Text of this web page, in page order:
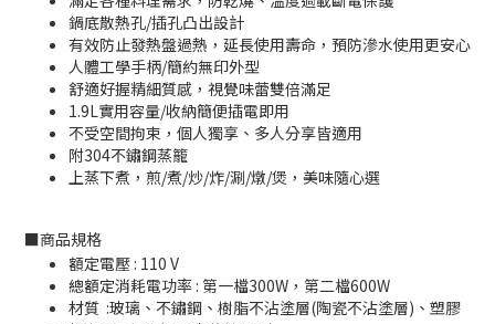
鍋底散熱孔/插孔凸出設計
有效防止發熱盤過熱，延長使用壽命，預防滲水使用更安心
人體工學手柄/簡約無印外型
舒適好握精細質感，視覺味蕾雙倍滿足
1.9L實用容量/收納簡便插電即用
不受空間拘束，個人獨享、多人分享皆適用
附304不鏽鋼蒸籠
上蒸下煮，煎/煮/炒/炸/涮/燉/煲，美味隨心選
■商品規格
額定電壓 : 110 V
總額定消耗電功率 : 第一檔300W，第二檔600W
材質 :玻璃、不鏽鋼、樹脂不沾塗層(陶瓷不沾塗層)、塑膠